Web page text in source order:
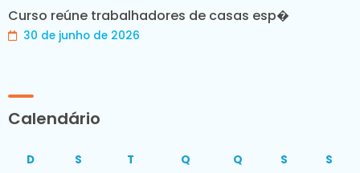
Curso reúne trabalhadores de casas esp�
30 de junho de 2026
Calendário
D S T Q Q S S